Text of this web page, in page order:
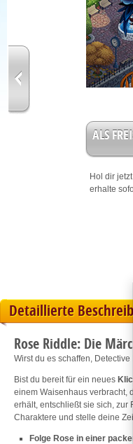
ALS
Hol dir
erhalte
Detaillierte
Rose Riddle: Die
Wirst du es schaffen,
Bist du bereit für ein neues
einem Waisenhaus verbracht,
erhält, entschließt sie sich, zur
Charaktere und stelle deine
Folge Rose in einer